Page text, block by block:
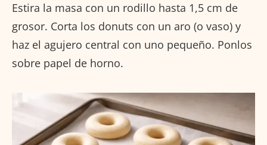
Estira la masa con un rodillo hasta 1,5 cm de
grosor. Corta los donuts con un aro (o vaso) y
haz el agujero central con uno pequeño. Ponlos
sobre papel de horno.